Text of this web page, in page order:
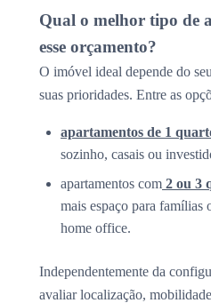
Qual o melhor tipo de
esse orçamento?
O imóvel ideal depende do
suas prioridades. Entre as
apartamentos de 1
sozinho, casais ou
apartamentos com 2 ou 3
mais espaço para famílias
home office.
Independentemente da
avaliar localização,